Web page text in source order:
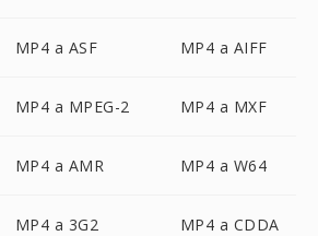
MP4 a ASF MP4 a AIFF
MP4 a MPEG-2 MP4 a MXF
MP4 a AMR MP4 a W64
MP4 a 3G2 MP4 a CDDA